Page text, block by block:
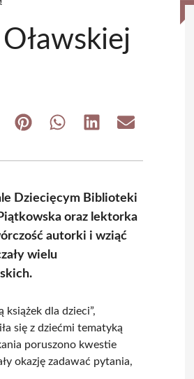
Share Share Share Share
Dziecięcym Biblioteki
oraz lektorka
autorki i wziąć
wielu
książek dla dzieci”,
się z dziećmi tematyką
poruszono kwestie
okazję zadawać pytania,